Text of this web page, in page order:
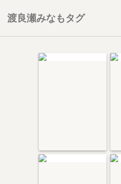
渡良瀬みなもタグ